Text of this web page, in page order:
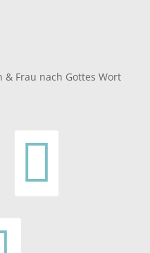
& Frau nach Gottes Wort
